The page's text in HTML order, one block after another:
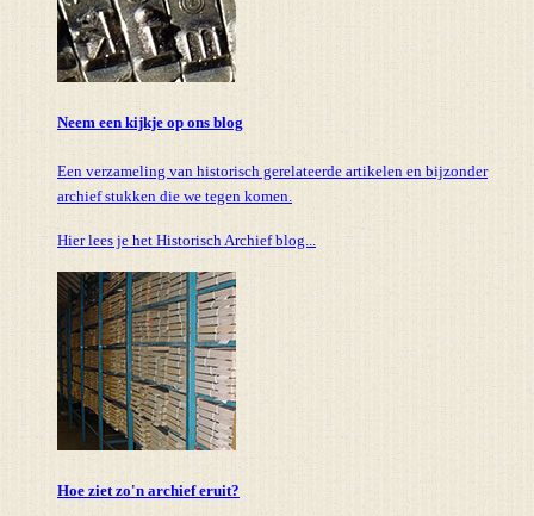
Neem een kijkje op ons blog
Een verzameling van historisch gerelateerde artikelen en bijzonder
archief stukken die we tegen komen.
Hier lees je het Historisch Archief blog...
Hoe ziet zo'n archief eruit?